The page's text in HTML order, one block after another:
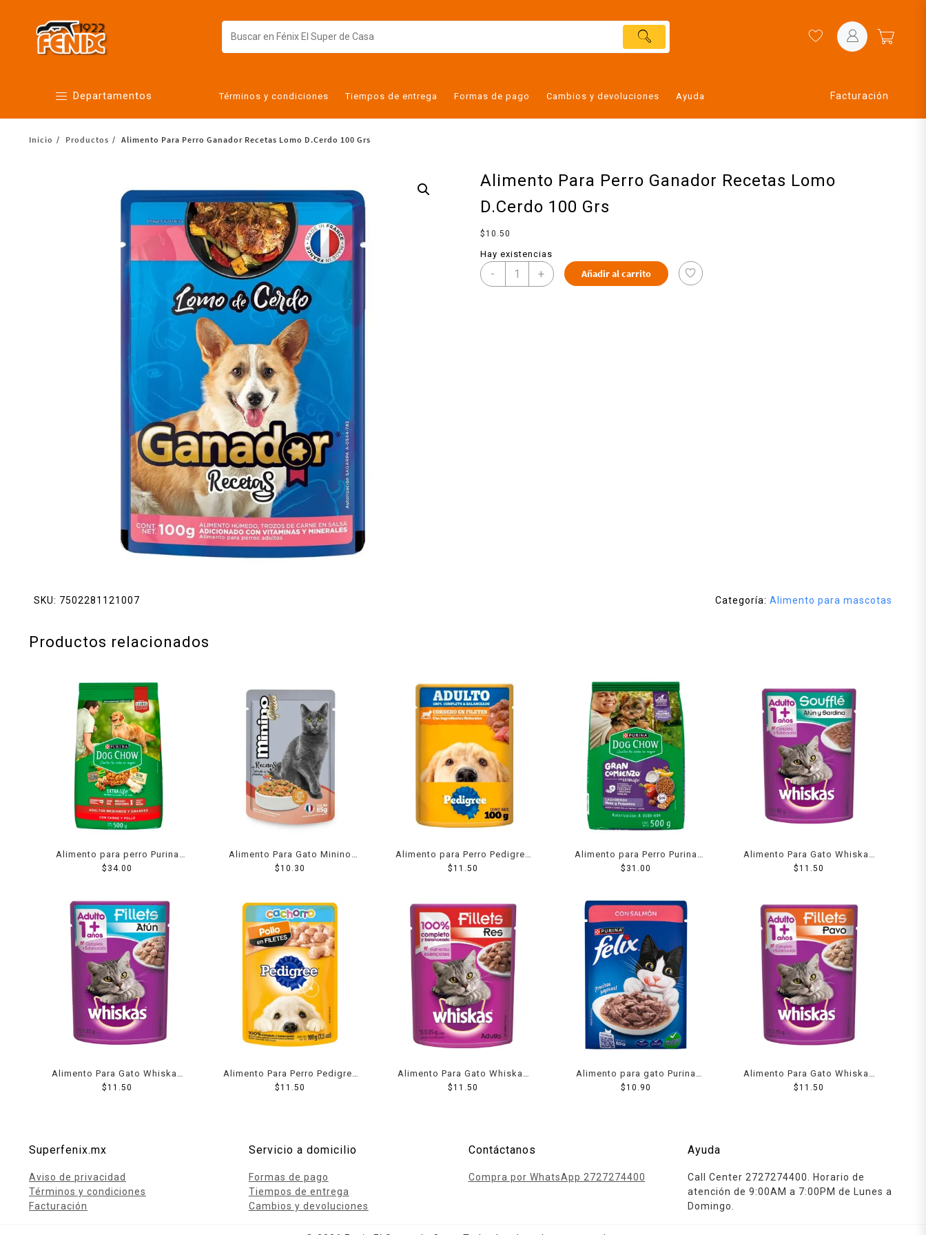
Departamentos
Alimentos
Botanas y bebidas
Cuidado de la ropa
Términos y condiciones Tiempos de entrega Formas de pago Cambios y devoluciones Ayuda Facturación
Inicio Productos Alimento Para Perro Ganador Recetas Lomo D.Cerdo 100 Grs
Alimento Para Perro Ganador Recetas Lomo
D.Cerdo 100 Grs
$ 10.50
Hay existencias
- + Añadir al carrito
SKU: 7502281121007 Categoría: Alimento para mascotas
Productos relacionados
Alimento para perro Purina
Dog Chow Adulto Medianos y
$ 34.00
Alimento Para Gato Minino
Salmon A La Plancha 85 Grs
$10.30
Alimento para Perro Pedigree
Adulto Cordero en Filetes 100
$11.50
Alimento para Perro Purina
Dog Chow Cachorro Minis y
$ 31.00
Alimento Para Gato Whiskas
Atun Y Sardina 85 Grs
$11.50
Alimento Para Gato Whiskas
Atun 85 Grs
$11.50
Alimento Para Perro Pedigree
Pollo 100 Cachorro 100 Grs
$11.50
Alimento Para Gato Whiskas
Trozos Carne De Res 85 Grs
$11.50
Alimento para gato Purina
Felix ¡trocitos jugosos!
$10.90
Alimento Para Gato Whiskas
Pavo 85 Grs
$11.50
Superfenix.mx
Aviso de privacidad
Términos y condiciones
Facturación
Servicio a domicilio
Formas de pago
Tiempos de entrega
Cambios y devoluciones
Contáctanos
Compra por WhatsApp 2727274400
Ayuda
Call Center 2727274400. Horario de
atención de 9:00AM a 7:00PM de Lunes a
Domingo.